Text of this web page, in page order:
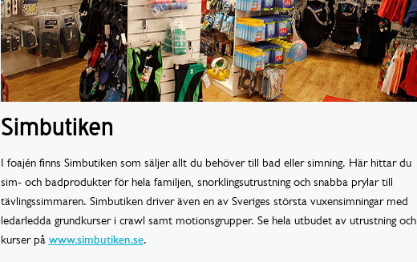
Simbutiken
I foajén finns Simbutiken som säljer allt du behöver till bad eller simning. Här hittar du
sim- och badprodukter för hela familjen, snorklingsutrustning och snabba prylar till
tävlingssimmaren. Simbutiken driver även en av Sveriges största vuxensimningar med
ledarledda grundkurser i crawl samt motionsgrupper. Se hela utbudet av utrustning och
kurser på www.simbutiken.se.